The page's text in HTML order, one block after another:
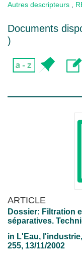
Autres descripteurs
Documents
)
ARTICLE
Dossier: Filtration
séparatives.
in L'Eau,
255, 13/11/2002